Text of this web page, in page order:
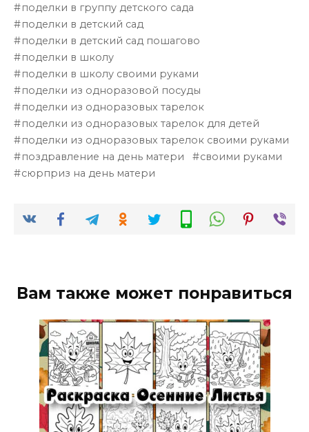
поделки в группу детского сада
поделки в детский сад
поделки в детский сад пошагово
поделки в школу
поделки в школу своими руками
поделки из одноразовой посуды
поделки из одноразовых тарелок
поделки из одноразовых тарелок для детей
поделки из одноразовых тарелок своими руками
поздравление на день матери
своими руками
сюрприз на день матери
Вам также может понравиться